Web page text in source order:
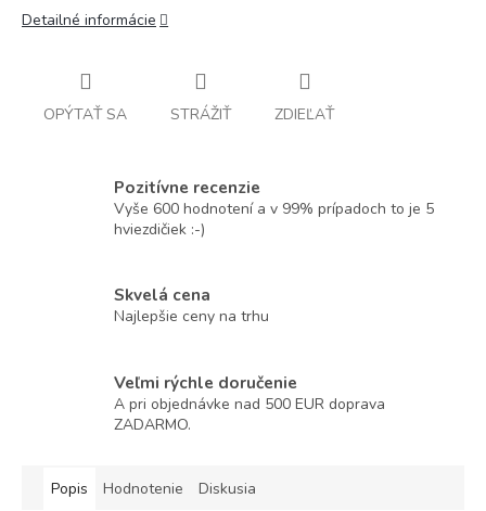
Detailné informácie
OPÝTAŤ SA STRÁŽIŤ ZDIEĽAŤ
Pozitívne recenzie
Vyše 600 hodnotení a v 99% prípadoch to je 5
hviezdičiek :-)
Skvelá cena
Najlepšie ceny na trhu
Veľmi rýchle doručenie
A pri objednávke nad 500 EUR doprava
ZADARMO.
Popis Hodnotenie Diskusia